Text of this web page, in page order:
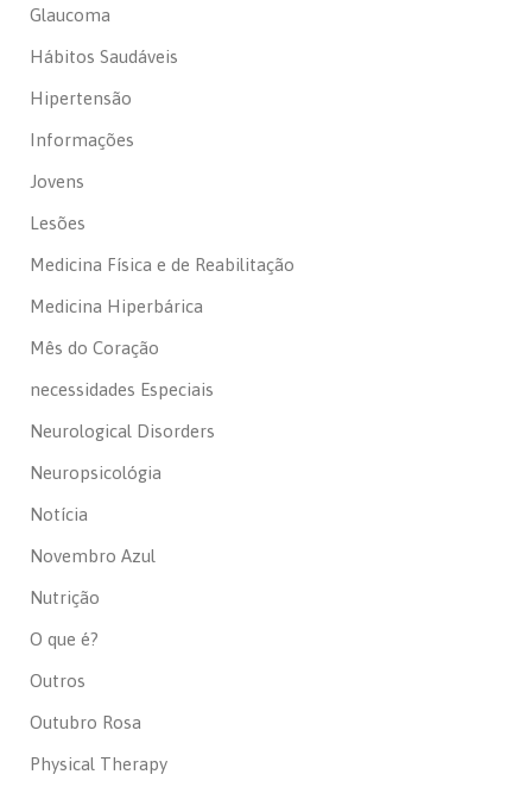
Glaucoma
Hábitos Saudáveis
Hipertensão
Informações
Jovens
Lesões
Medicina Física e de Reabilitação
Medicina Hiperbárica
Mês do Coração
necessidades Especiais
Neurological Disorders
Neuropsicológia
Notícia
Novembro Azul
Nutrição
O que é?
Outros
Outubro Rosa
Physical Therapy